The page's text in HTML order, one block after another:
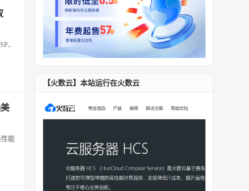
、
能
【火数云】本站运行在火数云